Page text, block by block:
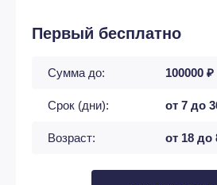
Первый бесплатно
Сумма до: 100000 ₽
Срок (дни): от 7 до
Возраст: от 18 до